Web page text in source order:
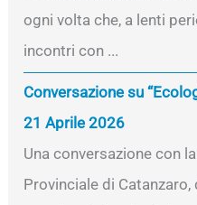
ogni volta che, a lenti
incontri con ...
Conversazione su
21 Aprile 2026
Una conversazione con
Provinciale di